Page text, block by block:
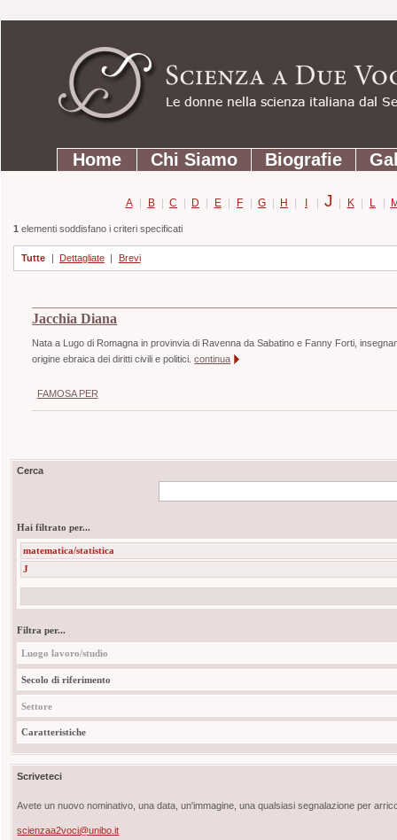
contenuti.
Strumenti
personali
SezioniHome Chi Siamo Biografie
A | B | C | D | E | F | G | H | I | J | K | L |
1elementi soddisfano i criteri specificati
Tutte | Dettagliate | Brevi
Jacchia Diana
Nata a Lugo di Romagna in provinvia di Ravenna da Sabatino e Fanny Forti,
origine ebraica dei diritti civili e politici.continua
FAMOSA PER
Cerca
Hai filtrato per...
matematica/statistica
J
Filtra per...
Luogo lavoro/studio
Secolo di riferimento
Settore
Caratteristiche
Scriveteci
Avete un nuovo nominativo, una data, un'immagine, una qualsiasi segnalazione per
scienzaa2voci@unibo.it